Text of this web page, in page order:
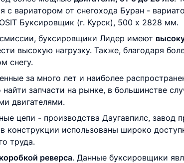
вариатором от снегохода Буран -
Буксировщик (г. Курск), 500 х 2828 мм.
буксировщики Лидер имеют
высокую нагрузку. Также, благодаря
снегу.
за много лет и наиболее
найти запчасти на рынке, в большинстве
двигателями.
цепи - производства Даугавпилс, завод
конструкции использованы широко
труда.
коробкой реверса. Данные буксировщики